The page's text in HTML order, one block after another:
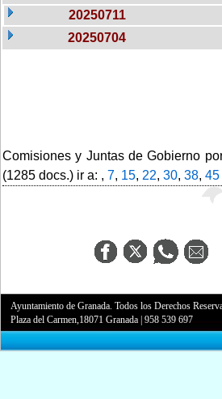
20250711
20250704
Comisiones y Juntas de Gobierno
(1285 docs.) ir a: , 7, 15, 22, 30, 38, 45
Ayuntamiento de Granada. Todos los Derechos
Plaza del Carmen,18071 Granada |958 539 697